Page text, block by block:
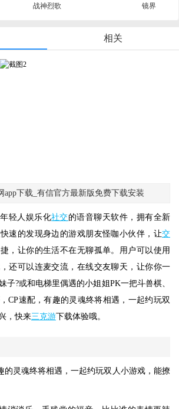
战神烈歌 镜界
相关
app下载_有信官方最新版免费下载安装
轻人娱乐化社交的语音聊天软件，拥有全新
速的发现身边的游戏朋友怪咖小伙伴，让交
，让你的生活不在无聊孤单。用户可以使用
还可以连麦交流，在线交友聊天，让你你一
子?或和电梯里偶遇的小姐姐PK一把斗兽棋、
CP速配，有趣的灵魂终将相遇，一起约玩双
，快来三克游下载体验哦。
的灵魂终将相遇，一起约玩双人小游戏，能撩